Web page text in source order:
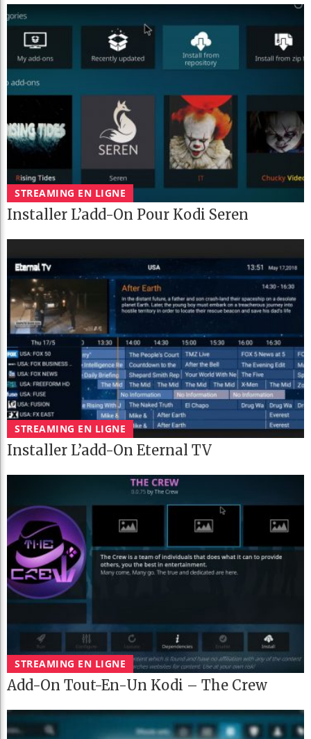
STREAMING EN LIGNE
Installer L’add-On Pour Kodi Seren
STREAMING EN LIGNE
Installer L’add-On Eternal TV
STREAMING EN LIGNE
Add-On Tout-En-Un Kodi – The Crew